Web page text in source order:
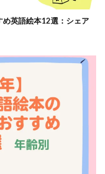
め英語絵本12選：シェア